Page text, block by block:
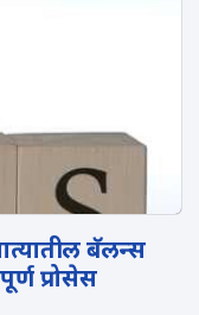
बॅलन्स
प्रोसेस